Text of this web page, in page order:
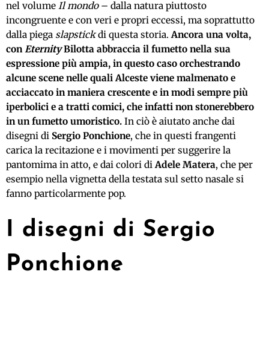
nel volume Il mondo– dalla natura piuttosto
incongruente e con veri e propri eccessi, ma soprattutto
dalla piega slapstickdi questa storia. Ancora una volta,
con EternityBilotta abbraccia il fumetto nella sua
espressione più ampia, in questo caso orchestrando
alcune scene nelle quali Alceste viene malmenato e
acciaccato in maniera crescente e in modi sempre più
iperbolici e a tratti comici, che infatti non stonerebbero
in un fumetto umoristico. In ciò è aiutato anche dai
disegni di Sergio Ponchione, che in questi frangenti
carica la recitazione e i movimenti per suggerire la
pantomima in atto, e dai colori di Adele Matera, che per
esempio nella vignetta della testata sul setto nasale si
fanno particolarmente pop.
I disegni di Sergio
Ponchione